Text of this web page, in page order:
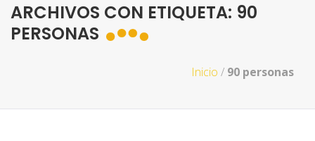
ARCHIVOS CON ETIQUETA: 90
PERSONAS
Inicio / 90 personas